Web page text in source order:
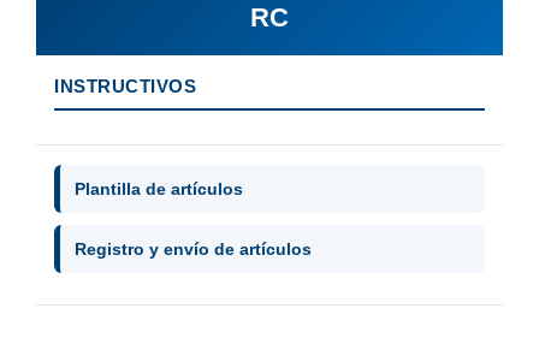
RC
INSTRUCTIVOS
Plantilla de artículos
Registro y envío de artículos